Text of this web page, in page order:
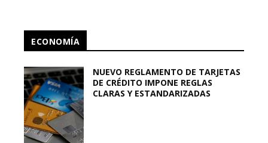
ECONOMÍA
NUEVO REGLAMENTO DE TARJETAS
DE CRÉDITO IMPONE REGLAS
CLARAS Y ESTANDARIZADAS